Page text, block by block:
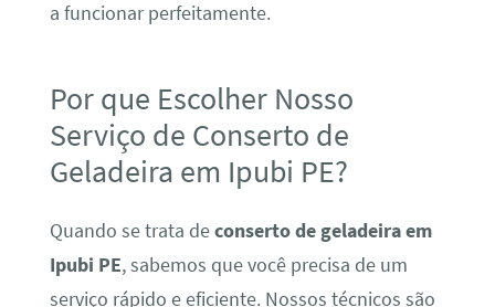
a funcionar perfeitamente.
Por que Escolher Nosso
Serviço de Conserto de
Geladeira em Ipubi PE?
Quando se trata deconserto de geladeira em
Ipubi PE, sabemos que você precisa de um
serviço rápido e eficiente. Nossos técnicos são